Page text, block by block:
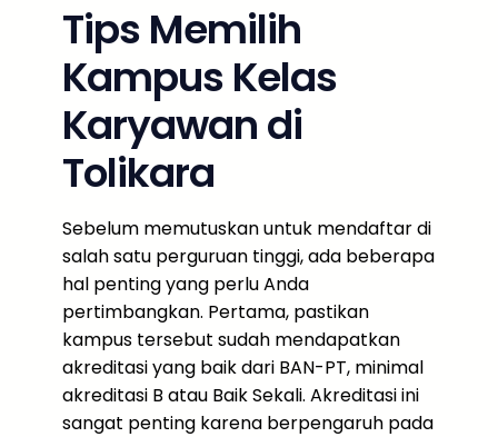
Tips Memilih
Kampus Kelas
Karyawan di
Tolikara
Sebelum memutuskan untuk mendaftar di
salah satu perguruan tinggi, ada beberapa
hal penting yang perlu Anda
pertimbangkan. Pertama, pastikan
kampus tersebut sudah mendapatkan
akreditasi yang baik dari BAN-PT, minimal
akreditasi B atau Baik Sekali. Akreditasi ini
sangat penting karena berpengaruh pada